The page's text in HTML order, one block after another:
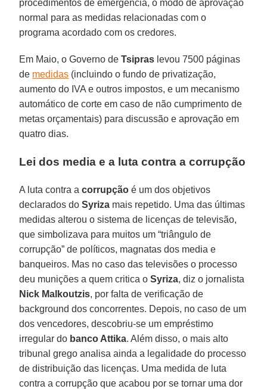
procedimentos de emergência, o modo de aprovação
normal para as medidas relacionadas com o
programa acordado com os credores.
Em Maio, o Governo deTsipras levou 7500 páginas
de medidas (incluindo o fundo de privatização,
aumento do IVA e outros impostos, e um mecanismo
automático de corte em caso de não cumprimento de
metas orçamentais) para discussão e aprovação em
quatro dias.
Lei dos media e a luta contra a corrupção
A luta contra acorrupção é um dos objetivos
declarados doSyriza mais repetido. Uma das últimas
medidas alterou o sistema de licenças de televisão,
que simbolizava para muitos um “triângulo de
corrupção” de políticos, magnatas dos media e
banqueiros. Mas no caso das televisões o processo
deu munições a quem critica oSyriza, diz o jornalista
Nick Malkoutzis, por falta de verificação de
background dos concorrentes. Depois, no caso de um
dos vencedores, descobriu-se um empréstimo
irregular do banco Attika. Além disso, o mais alto
tribunal grego analisa ainda a legalidade do processo
de distribuição das licenças. Uma medida de luta
contra a corrupção que acabou por se tornar uma dor